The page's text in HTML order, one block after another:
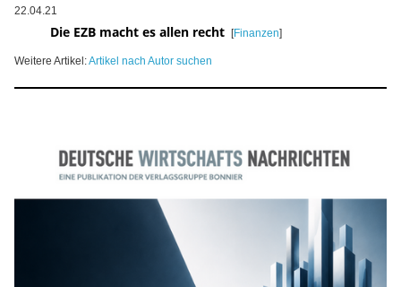
22.04.21
Die EZB macht es allen recht [Finanzen]
Weitere Artikel:Artikel nach Autor suchen